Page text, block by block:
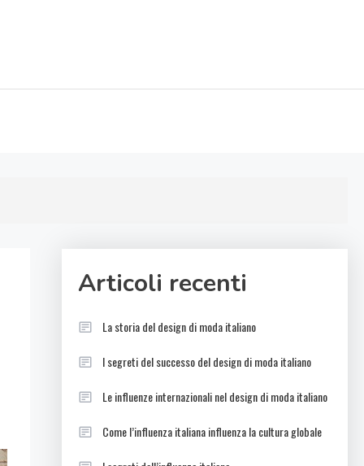
Articoli recenti
La storia del design di moda italiano
I segreti del successo del design di moda italiano
Le influenze internazionali nel design di moda italiano
Come l’influenza italiana influenza la cultura globale